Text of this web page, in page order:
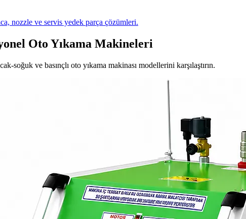
nozzle ve servis yedek parça çözümleri.
Oto Yıkama Makineleri
soğuk ve basınçlı oto yıkama makinası modellerini karşılaştırın.